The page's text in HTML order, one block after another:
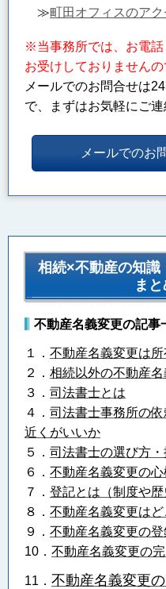
≫町田オフィスのア
※当事務所では、お電
お受けしておりませんの
メールでのお問合せは
で、まずはお気軽にご連
メールでのお
相続×不動産の知
ま
不動産名義変更の記事
１． 不動産名義変更は所
２． 相続以外の不動産
３． 司法書士とは
４． 司法書士事務所の
近くがいいか
５． 司法書士の選び方
６． 不動産名義変更の心
７． 登記とは（制度や歴
８． 不動産名義変更は
９． 不動産名義変更の
10． 不動産名義変更の
11． 不動産名義変更